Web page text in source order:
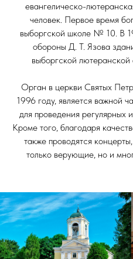
евангелическо-
человек. Первое время
выборгской школе № 10. В
обороны Д. Т. Язова
выборгской
Орган в церкви Святых
1996 году, является важной
для проведения регулярных
Кроме того, благодаря
также проводятся
только верующие, но и